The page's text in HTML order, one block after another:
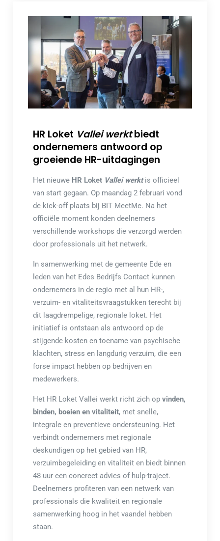
HR Loket Vallei werktbiedt
ondernemers antwoord op
groeiende HR-uitdagingen
Het nieuwe HR Loket Vallei werktis officieel
van start gegaan. Op maandag 2 februari vond
de kick-off plaats bij BIT MeetMe. Na het
officiële moment konden deelnemers
verschillende workshops die verzorgd werden
door professionals uit het netwerk.
In samenwerking met de gemeente Ede en
leden van het Edes Bedrijfs Contact kunnen
ondernemers in de regio met al hun HR-,
verzuim- en vitaliteitsvraagstukken terecht bij
dit laagdrempelige, regionale loket. Het
initiatief is ontstaan als antwoord op de
stijgende kosten en toename van psychische
klachten, stress en langdurig verzuim, die een
forse impact hebben op bedrijven en
medewerkers.
Het HR Loket Vallei werkt richt zich op vinden,
binden, boeien en vitaliteit, met snelle,
integrale en preventieve ondersteuning. Het
verbindt ondernemers met regionale
deskundigen op het gebied van HR,
verzuimbegeleiding en vitaliteit en biedt binnen
48 uur een concreet advies of hulp-traject.
Deelnemers profiteren van een netwerk van
professionals die kwaliteit en regionale
samenwerking hoog in het vaandel hebben
staan.